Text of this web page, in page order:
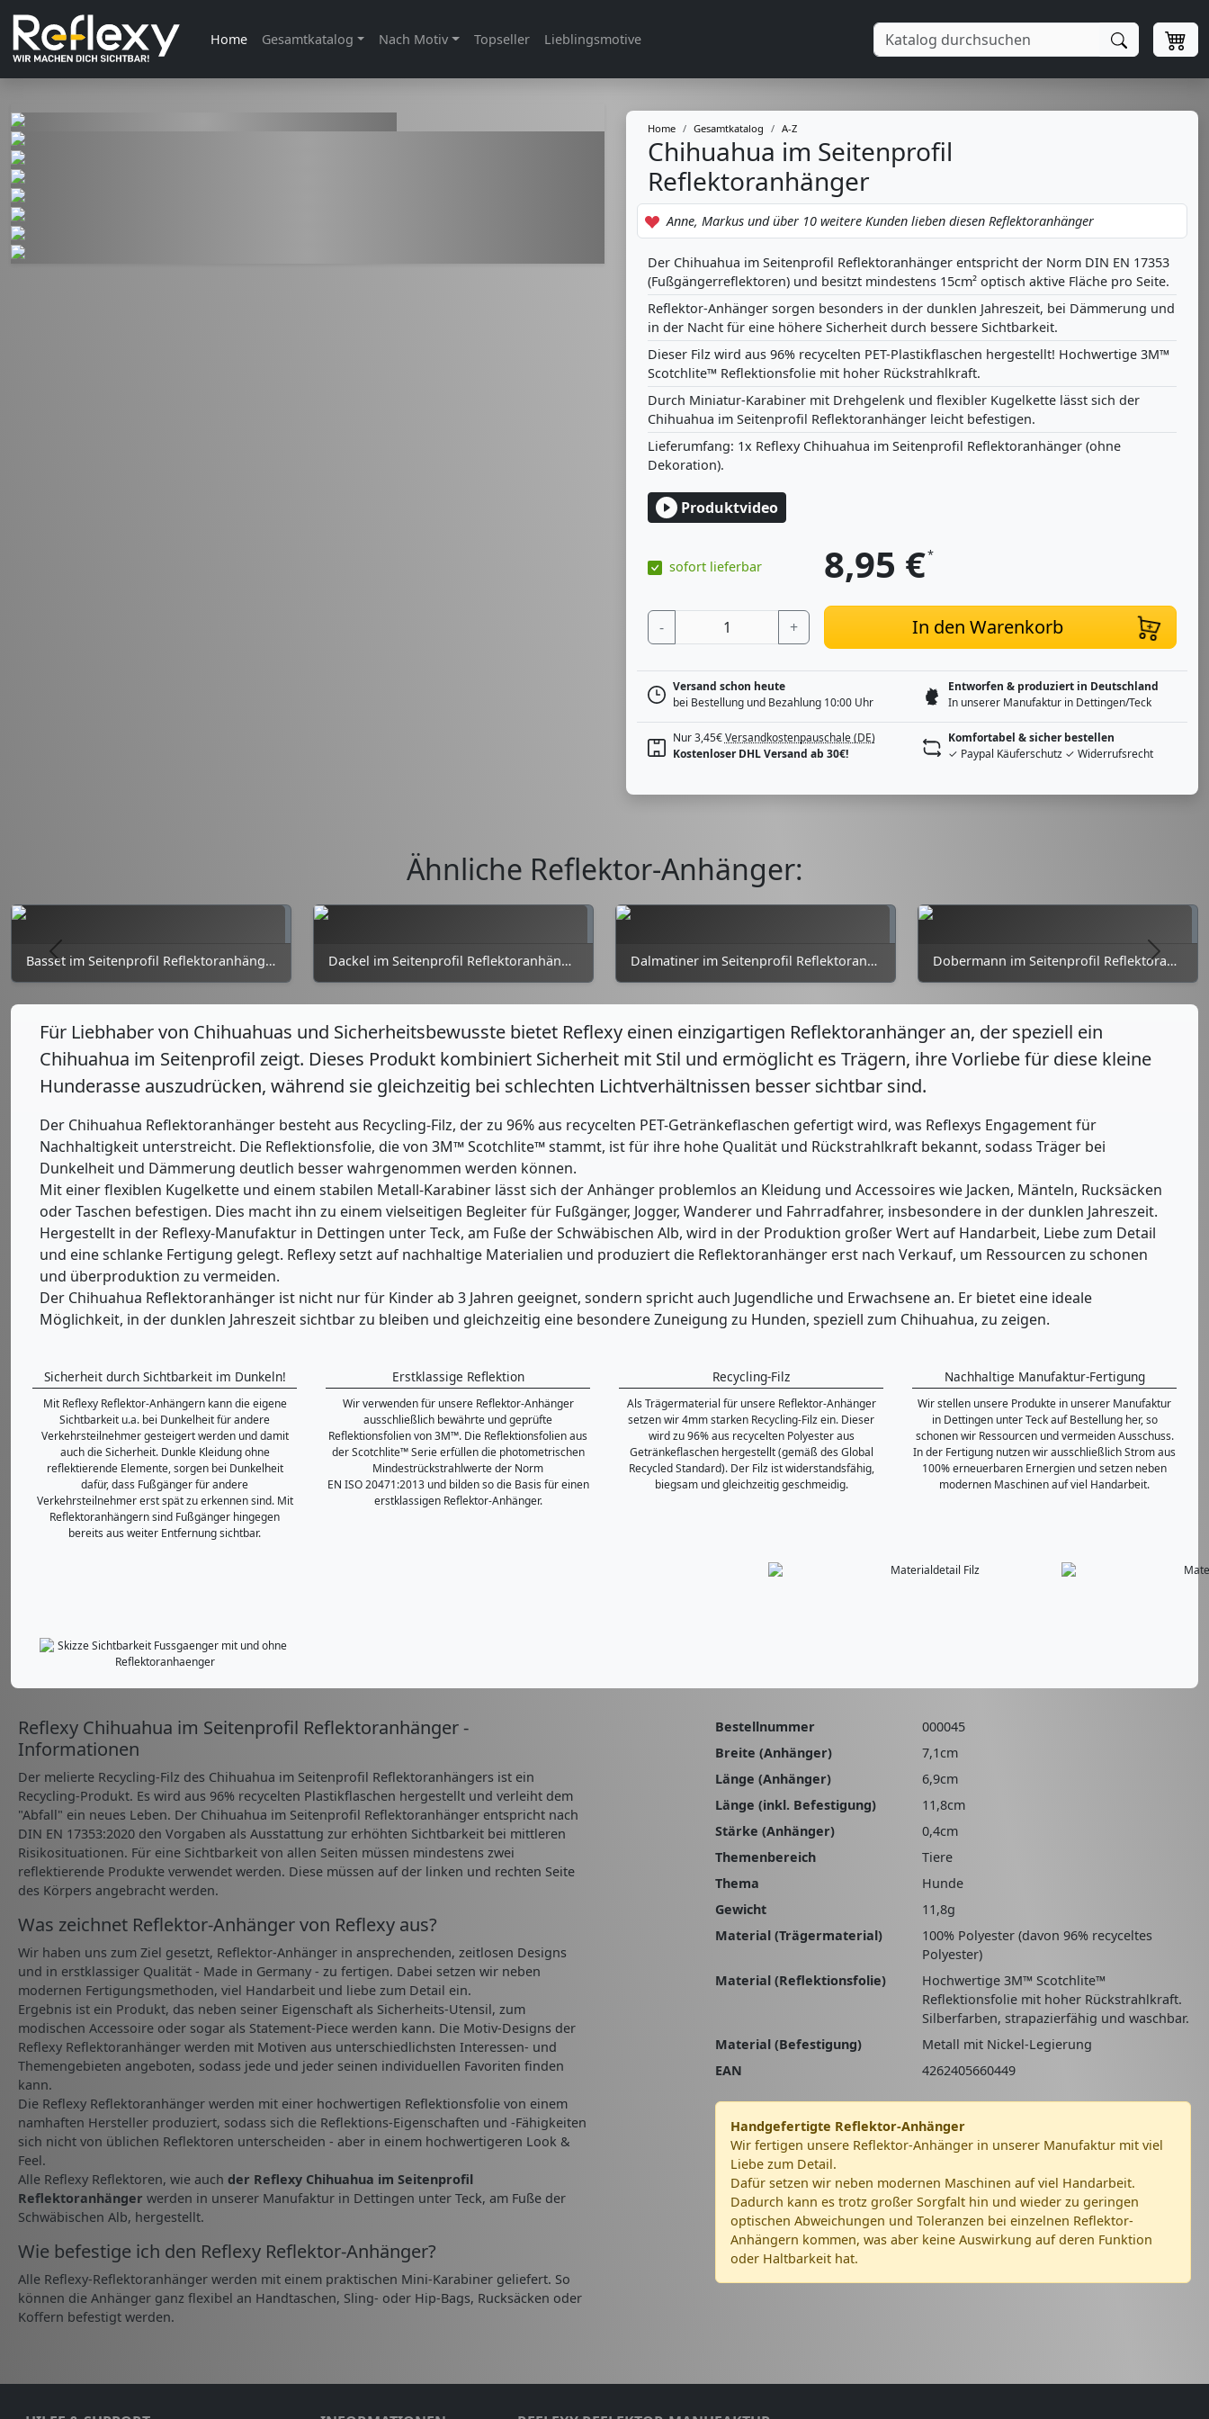
Home Gesamtkatalog Nach Motiv Topseller Lieblingsmotive
Home Gesamtkatalog A-Z
Chihuahua im Seitenprofil
Reflektoranhänger
Anne, Markus und über 10 weitere Kunden lieben diesen Reflektoranhänger
Der Chihuahua im Seitenprofil Reflektoranhänger entspricht der Norm DIN EN 17353
(Fußgängerreflektoren) und besitzt mindestens 15cm² optisch aktive Fläche pro Seite.
Reflektor-Anhänger sorgen besonders in der dunklen Jahreszeit, bei Dämmerung und
in der Nacht für eine höhere Sicherheit durch bessere Sichtbarkeit.
Dieser Filz wird aus 96% recycelten PET-Plastikflaschen hergestellt! Hochwertige 3M™
Scotchlite™ Reflektionsfolie mit hoher Rückstrahlkraft.
Durch Miniatur-Karabiner mit Drehgelenk und flexibler Kugelkette lässt sich der
Chihuahua im Seitenprofil Reflektoranhänger leicht befestigen.
Lieferumfang: 1x Reflexy Chihuahua im Seitenprofil Reflektoranhänger (ohne
Dekoration).
Produktvideo
sofort lieferbar 8,95 €*
- + In den Warenkorb
Versand schon heute
bei Bestellung und Bezahlung 10:00 Uhr
Entworfen & produziert in Deutschland
In unserer Manufaktur in Dettingen/Teck
Nur 3,45€Versandkostenpauschale (DE)
Kostenloser DHL Versand ab 30€!
Komfortabel & sicher bestellen
✓ Paypal Käuferschutz ✓ Widerrufsrecht
Ähnliche Reflektor-Anhänger:
Basset im Seitenprofil Reflektoranhänger Dackel im Seitenprofil Reflektoranhänger Dalmatiner im Seitenprofil Reflektoranhänger Dobermann im Seitenprofil Reflektoranhänger
Zurück Weiter
Für Liebhaber von Chihuahuas und Sicherheitsbewusste bietet Reflexy einen einzigartigen Reflektoranhänger an, der speziell ein
Chihuahua im Seitenprofil zeigt. Dieses Produkt kombiniert Sicherheit mit Stil und ermöglicht es Trägern, ihre Vorliebe für diese kleine
Hunderasse auszudrücken, während sie gleichzeitig bei schlechten Lichtverhältnissen besser sichtbar sind.
Der Chihuahua Reflektoranhänger besteht aus Recycling-Filz, der zu 96% aus recycelten PET-Getränkeflaschen gefertigt wird, was Reflexys Engagement für
Nachhaltigkeit unterstreicht. Die Reflektionsfolie, die von 3M™ Scotchlite™ stammt, ist für ihre hohe Qualität und Rückstrahlkraft bekannt, sodass Träger bei
Dunkelheit und Dämmerung deutlich besser wahrgenommen werden können.
Mit einer flexiblen Kugelkette und einem stabilen Metall-Karabiner lässt sich der Anhänger problemlos an Kleidung und Accessoires wie Jacken, Mänteln, Rucksäcken
oder Taschen befestigen. Dies macht ihn zu einem vielseitigen Begleiter für Fußgänger, Jogger, Wanderer und Fahrradfahrer, insbesondere in der dunklen Jahreszeit.
Hergestellt in der Reflexy-Manufaktur in Dettingen unter Teck, am Fuße der Schwäbischen Alb, wird in der Produktion großer Wert auf Handarbeit, Liebe zum Detail
und eine schlanke Fertigung gelegt. Reflexy setzt auf nachhaltige Materialien und produziert die Reflektoranhänger erst nach Verkauf, um Ressourcen zu schonen
und überproduktion zu vermeiden.
Der Chihuahua Reflektoranhänger ist nicht nur für Kinder ab 3 Jahren geeignet, sondern spricht auch Jugendliche und Erwachsene an. Er bietet eine ideale
Möglichkeit, in der dunklen Jahreszeit sichtbar zu bleiben und gleichzeitig eine besondere Zuneigung zu Hunden, speziell zum Chihuahua, zu zeigen.
Sicherheit durch Sichtbarkeit im Dunkeln!
Mit Reflexy Reflektor-Anhängern kann die eigene
Sichtbarkeit u.a. bei Dunkelheit für andere
Verkehrsteilnehmer gesteigert werden und damit
auch die Sicherheit. Dunkle Kleidung ohne
reflektierende Elemente, sorgen bei Dunkelheit
dafür, dass Fußgänger für andere
Verkehrsteilnehmer erst spät zu erkennen sind. Mit
Reflektoranhängern sind Fußgänger hingegen
bereits aus weiter Entfernung sichtbar.
Erstklassige Reflektion
Wir verwenden für unsere Reflektor-Anhänger
ausschließlich bewährte und geprüfte
Reflektionsfolien von 3M™. Die Reflektionsfolien aus
der Scotchlite™ Serie erfüllen die photometrischen
Mindestrückstrahlwerte der Norm
EN ISO 20471:2013 und bilden so die Basis für einen
erstklassigen Reflektor-Anhänger.
Recycling-Filz
Als Trägermaterial für unsere Reflektor-Anhänger
setzen wir 4mm starken Recycling-Filz ein. Dieser
wird zu 96% aus recycelten Polyester aus
Getränkeflaschen hergestellt (gemäß des Global
Recycled Standard). Der Filz ist widerstandsfähig,
biegsam und gleichzeitig geschmeidig.
Nachhaltige Manufaktur-Fertigung
Wir stellen unsere Produkte in unserer Manufaktur
in Dettingen unter Teck auf Bestellung her, so
schonen wir Ressourcen und vermeiden Ausschuss.
In der Fertigung nutzen wir ausschließlich Strom aus
100% erneuerbaren Ernergien und setzen neben
modernen Maschinen auf viel Handarbeit.
Reflexy Chihuahua im Seitenprofil Reflektoranhänger -
Informationen
Der melierte Recycling-Filz des Chihuahua im Seitenprofil Reflektoranhängers ist ein
Recycling-Produkt. Es wird aus 96% recycelten Plastikflaschen hergestellt und verleiht dem
"Abfall" ein neues Leben. Der Chihuahua im Seitenprofil Reflektoranhänger entspricht nach
DIN EN 17353:2020 den Vorgaben als Ausstattung zur erhöhten Sichtbarkeit bei mittleren
Risikosituationen. Für eine Sichtbarkeit von allen Seiten müssen mindestens zwei
reflektierende Produkte verwendet werden. Diese müssen auf der linken und rechten Seite
des Körpers angebracht werden.
Was zeichnet Reflektor-Anhänger von Reflexy aus?
Wir haben uns zum Ziel gesetzt, Reflektor-Anhänger in ansprechenden, zeitlosen Designs
und in erstklassiger Qualität - Made in Germany - zu fertigen. Dabei setzen wir neben
modernen Fertigungsmethoden, viel Handarbeit und liebe zum Detail ein.
Ergebnis ist ein Produkt, das neben seiner Eigenschaft als Sicherheits-Utensil, zum
modischen Accessoire oder sogar als Statement-Piece werden kann. Die Motiv-Designs der
Reflexy Reflektoranhänger werden mit Motiven aus unterschiedlichsten Interessen- und
Themengebieten angeboten, sodass jede und jeder seinen individuellen Favoriten finden
kann.
Die Reflexy Reflektoranhänger werden mit einer hochwertigen Reflektionsfolie von einem
namhaften Hersteller produziert, sodass sich die Reflektions-Eigenschaften und -Fähigkeiten
sich nicht von üblichen Reflektoren unterscheiden - aber in einem hochwertigeren Look &
Feel.
Alle Reflexy Reflektoren, wie auch der Reflexy Chihuahua im Seitenprofil
Reflektoranhänger werden in unserer Manufaktur in Dettingen unter Teck, am Fuße der
Schwäbischen Alb, hergestellt.
Wie befestige ich den Reflexy Reflektor-Anhänger?
Alle Reflexy-Reflektoranhänger werden mit einem praktischen Mini-Karabiner geliefert. So
können die Anhänger ganz flexibel an Handtaschen, Sling- oder Hip-Bags, Rucksäcken oder
Koffern befestigt werden.
Bestellnummer
000045
Breite (Anhänger)
7,1cm
Länge (Anhänger)
6,9cm
Länge (inkl. Befestigung)
11,8cm
Stärke (Anhänger)
0,4cm
Themenbereich
Tiere
Thema
Hunde
Gewicht
11,8g
Material (Trägermaterial)
100% Polyester (davon 96% recyceltes
Polyester)
Material (Reflektionsfolie)
Hochwertige 3M™ Scotchlite™
Reflektionsfolie mit hoher Rückstrahlkraft.
Silberfarben, strapazierfähig und waschbar.
Material (Befestigung)
Metall mit Nickel-Legierung
EAN
4262405660449
Handgefertigte Reflektor-Anhänger
Wir fertigen unsere Reflektor-Anhänger in unserer Manufaktur mit viel
Liebe zum Detail.
Dafür setzen wir neben modernen Maschinen auf viel Handarbeit.
Dadurch kann es trotz großer Sorgfalt hin und wieder zu geringen
optischen Abweichungen und Toleranzen bei einzelnen Reflektor-
Anhängern kommen, was aber keine Auswirkung auf deren Funktion
oder Haltbarkeit hat.